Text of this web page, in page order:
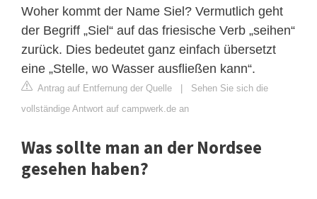
Woher kommt der Name Siel? Vermutlich geht
der Begriff „Siel“ auf das friesische Verb „seihen“
zurück. Dies bedeutet ganz einfach übersetzt
eine „Stelle, wo Wasser ausfließen kann“.
Antrag auf Entfernung der Quelle | Sehen Sie sich die
vollständige Antwort auf campwerk.de an
Was sollte man an der Nordsee
gesehen haben?